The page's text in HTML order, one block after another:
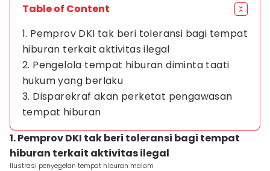
Table of Content
1. Pemprov DKI tak beri toleransi bagi tempat
hiburan terkait aktivitas ilegal
2. Pengelola tempat hiburan diminta taati
hukum yang berlaku
3. Disparekraf akan perketat pengawasan
tempat hiburan
1. Pemprov DKI tak beri toleransi bagi tempat
hiburan terkait aktivitas ilegal
Ilustrasi penyegelan tempat hiburan malam